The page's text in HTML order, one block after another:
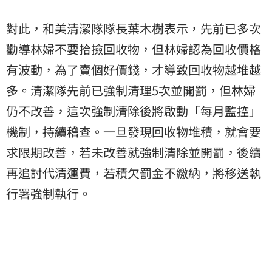
對此，和美清潔隊隊長葉木樹表示，先前已多次
勸導林婦不要拾撿回收物，但林婦認為回收價格
有波動，為了賣個好價錢，才導致回收物越堆越
多。清潔隊先前已強制清理5次並開罰，但林婦
仍不改善，這次強制清除後將啟動「每月監控」
機制，持續稽查。一旦發現回收物堆積，就會要
求限期改善，若未改善就強制清除並開罰，後續
再追討代清運費，若積欠罰金不繳納，將移送執
行署強制執行。